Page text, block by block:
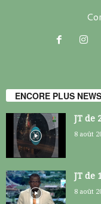
ENCORE PLUS NEWS
JT de
8 août
JT de
8 août